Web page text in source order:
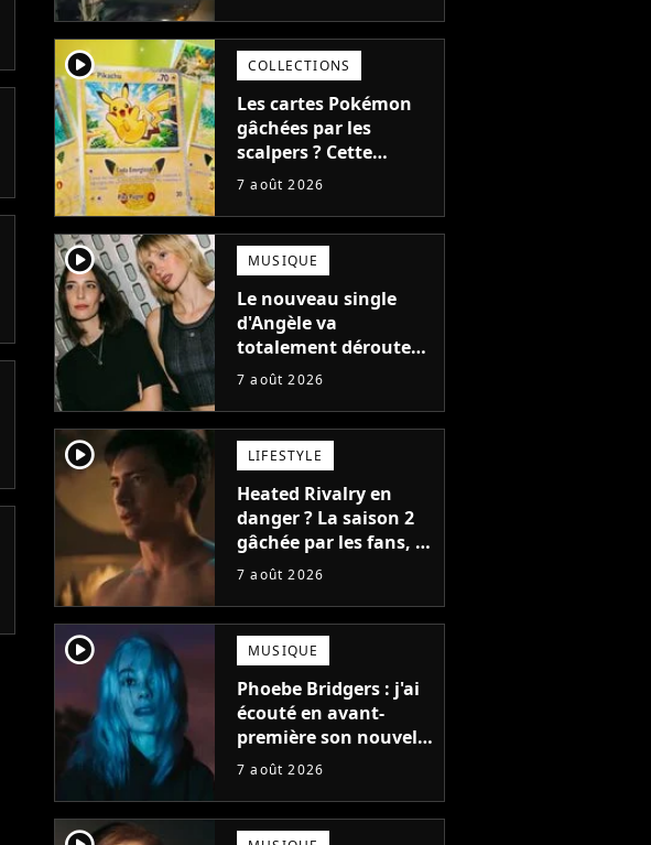
encore pire à cause de
son acteur
player2 COLLECTIONS
Les cartes Pokémon
gâchées par les
scalpers ? Cette
technique géniale
ruiner les revendeurs
7 août 2026
player2 MUSIQUE
Le nouveau single
d'Angèle va
totalement dérouter
le public, et c'est une
7 août 2026
player2 LIFESTYLE
Heated Rivalry en
danger ? La saison 2
gâchée par les fans, le
créateur pousse un
7 août 2026
player2 MUSIQUE
Phoebe Bridgers : j'ai
écouté en avant-
première son nouvel
album, c'est le bijou
7 août 2026